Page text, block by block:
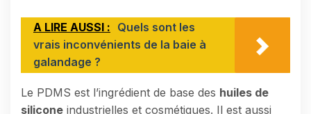
A LIRE AUSSI : Quels sont les
vrais inconvénients de la baie à
galandage ?
Le PDMS est l’ingrédient de base des huiles de
silicone industrielles et cosmétiques. Il est aussi